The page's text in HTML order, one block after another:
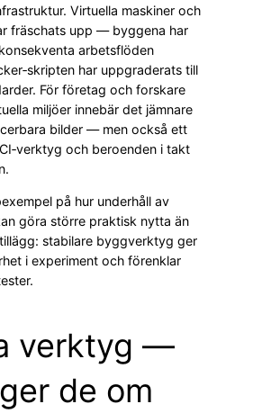
Virtuella maskiner och
fräschats upp — byggena har
arbetsflöden
har uppgraderats till
För företag och forskare
miljöer innebär det jämnare
bilder — men också ett
och beroenden i takt
på hur underhåll av
göra större praktisk nytta än
stabilare byggverktyg ger
i experiment och förenklar
verktyg —
de om